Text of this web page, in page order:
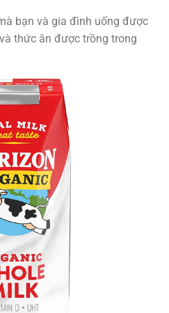
bạn và gia đình uống được
thức ăn được trồng trong